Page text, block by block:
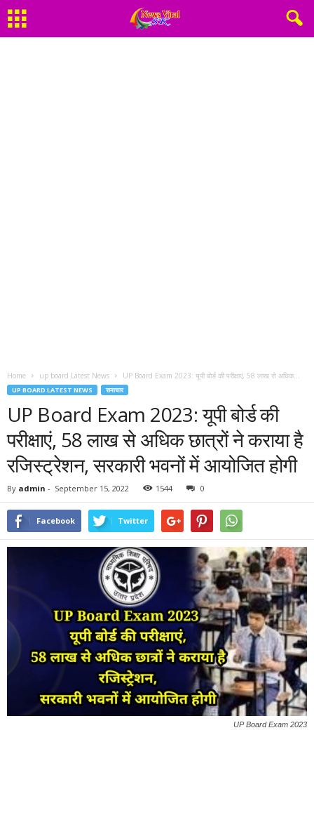
Home up board Latest News UP Board Exam 2023: यूपी बोर्ड की परीक्षाएं, 58 लाख से अधिक...
UP BOARD LATEST NEWS समाचार
UP Board Exam 2023: यूपी बोर्ड की
परीक्षाएं, 58 लाख से अधिक छात्रों ने कराया है
रजिस्ट्रेशन, सरकारी भवनों में आयोजित होगी
By admin - September 15, 2022 1544 0
Facebook Twitter
UP Board Exam 2023